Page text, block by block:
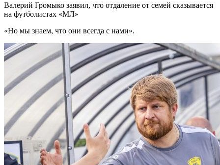
Валерий Громыко заявил, что отдаление от семей сказывается
на футболистах «МЛ»
«Но мы знаем, что они всегда с нами».